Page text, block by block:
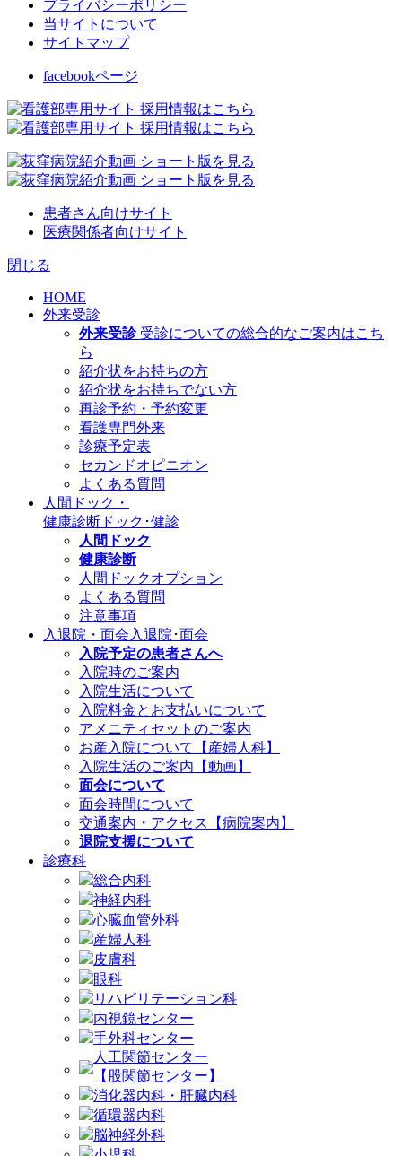
プライバシーポリシー
当サイトについて
サイトマップ
facebookページ
患者さん向けサイト
医療関係者向けサイト
閉じる
HOME
外来受診
外来受診 受診についての総合的なご案内はこち
ら
紹介状をお持ちの方
紹介状をお持ちでない方
再診予約・予約変更
看護専門外来
診療予定表
セカンドオピニオン
よくある質問
人間ドック・
健康診断 ドック･健診
人間ドック
健康診断
人間ドックオプション
よくある質問
注意事項
入退院・面会 入退院･面会
入院予定の患者さんへ
入院時のご案内
入院生活について
入院料金とお支払いについて
アメニティセットのご案内
お産入院について【産婦人科】
入院生活のご案内【動画】
面会について
面会時間について
交通案内・アクセス【病院案内】
退院支援について
診療科
総合内科
神経内科
心臓血管外科
産婦人科
皮膚科
眼科
リハビリテーション科
内視鏡センター
手外科センター
人工関節センター
【股関節センター】
消化器内科・肝臓内科
循環器内科
脳神経外科